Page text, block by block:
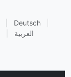
Deutsch
العربية